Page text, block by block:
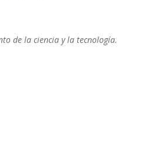
de la ciencia y la tecnología.